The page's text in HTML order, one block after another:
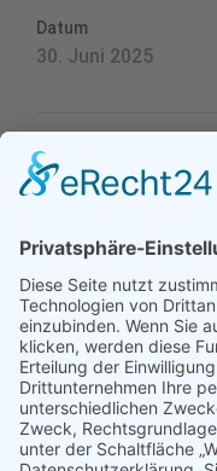
Datum
30. Juni 2025
Frauentreff: Yoga
19.30 Uhr
im Pfarrgarten Heilig
Yoga mit Frau Britta
Yoga in der Fülle
Elementen Feuer,